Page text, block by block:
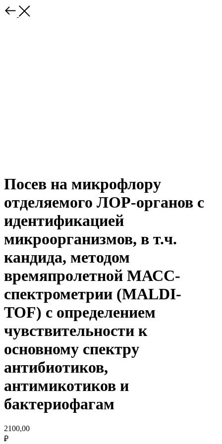
Посев на микрофлору
отделяемого ЛОР-органов с
идентификацией
микроорганизмов, в т.ч.
кандида, методом
времяпролетной МАСС-
спектрометрии (MALDI-
TOF) с определением
чувствительности к
основному спектру
антибиотиков,
антимикотиков и
бактериофагам
2100,00
₽